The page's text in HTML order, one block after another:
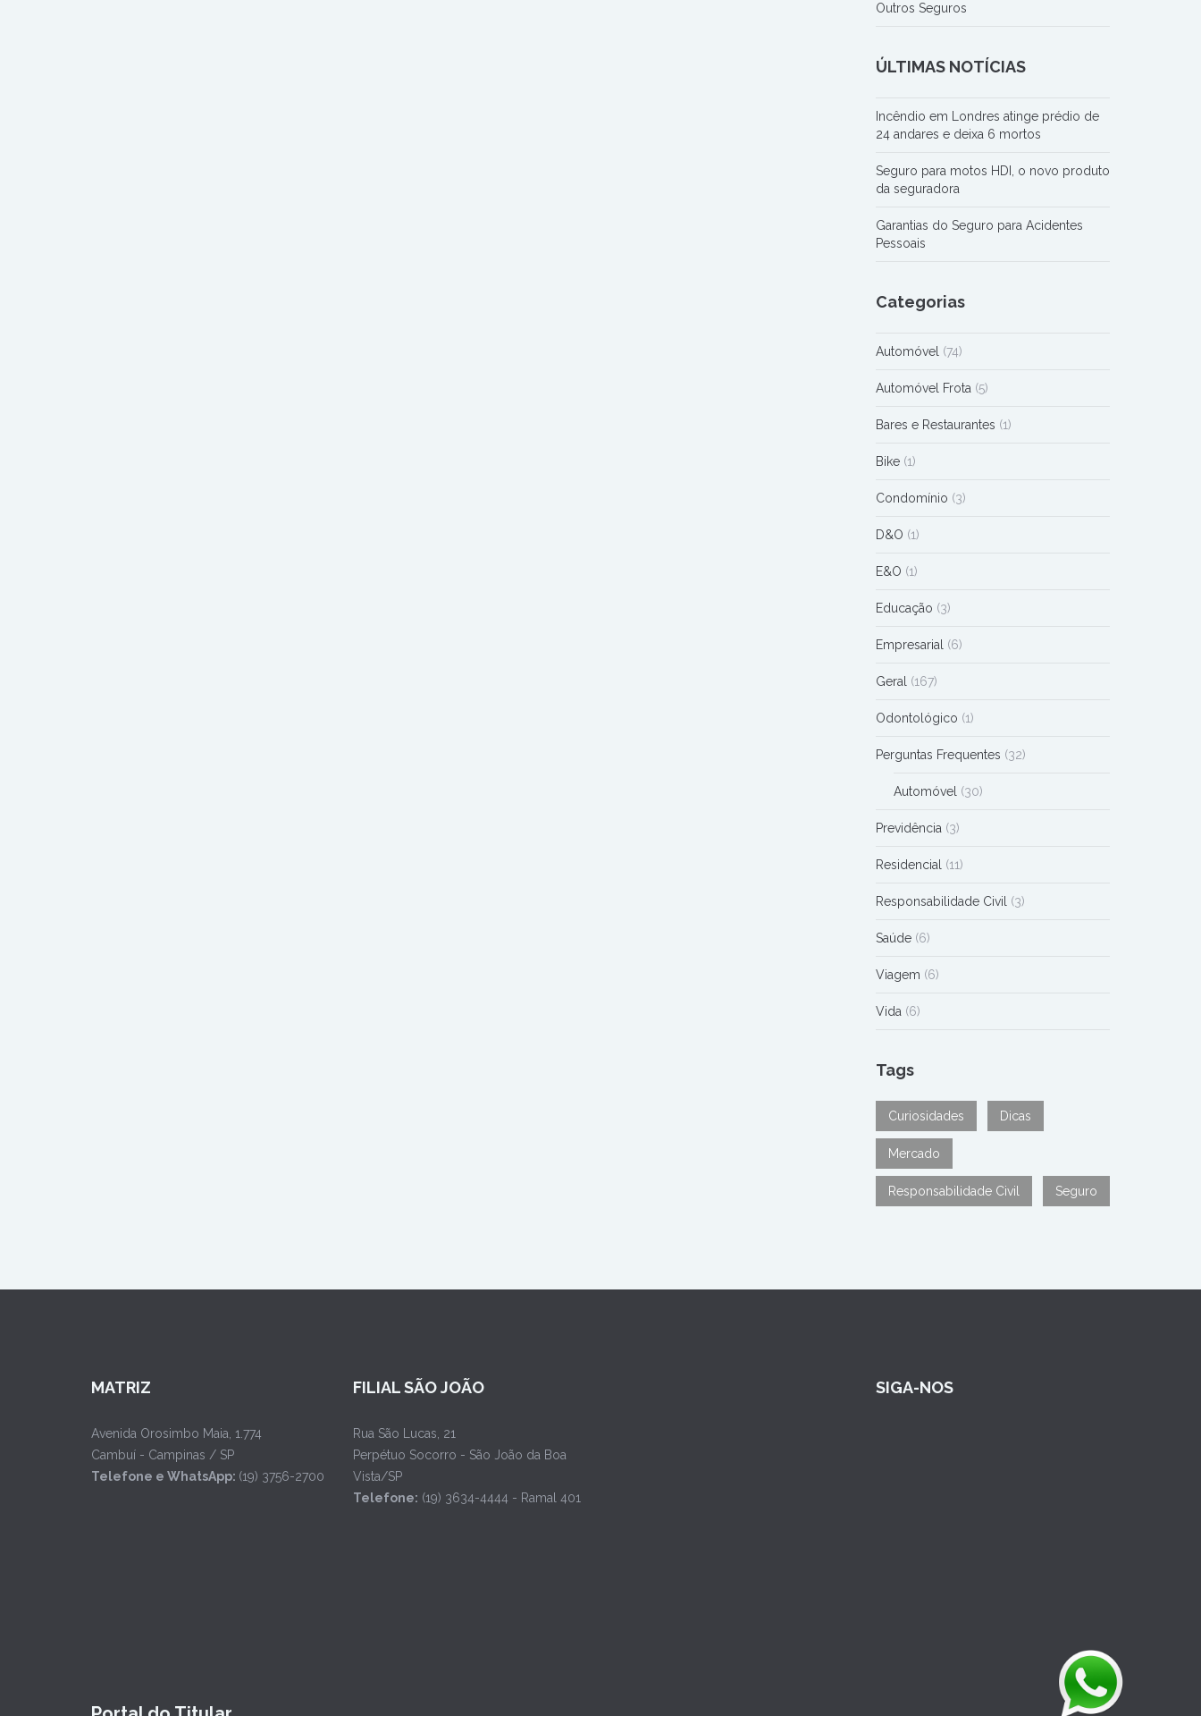
Outros Seguros
ÚLTIMAS NOTÍCIAS
Incêndio em Londres atinge prédio de
24 andares e deixa 6 mortos
Seguro para motos HDI, o novo produto
da seguradora
Garantias do Seguro para Acidentes
Pessoais
Categorias
Automóvel (74)
Automóvel Frota (5)
Bares e Restaurantes (1)
Bike(1)
Condomínio (3)
D&O (1)
E&O (1)
Educação (3)
Empresarial (6)
Geral (167)
Odontológico (1)
Perguntas Frequentes (32)
Automóvel (30)
Previdência (3)
Residencial (11)
Responsabilidade Civil (3)
Saúde(6)
Viagem (6)
Vida (6)
Tags
Curiosidades Dicas
Mercado
Responsabilidade Civil Seguro
MATRIZ
Avenida Orosimbo Maia, 1.774
Cambuí - Campinas / SP
Telefone e WhatsApp: (19) 3756-2700
FILIAL SÃO JOÃO
Rua São Lucas, 21
Perpétuo Socorro - São João da Boa
Vista/SP
Telefone: (19) 3634-4444 - Ramal 401
SIGA-NOS